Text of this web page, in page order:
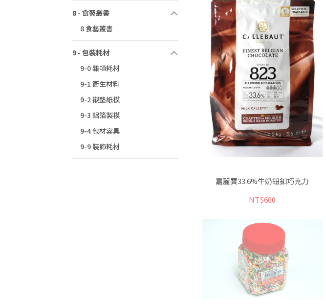
8 - 食藝叢書
8 食藝叢書
9 - 包裝耗材
9-0 雜項耗材
9-1 衛生材料
9-2 襯墊紙模
9-3 鋁箔製模
9-4 包材容具
9-9 裝飾耗材
嘉麗寶33.6%牛奶鈕釦巧克力
NT$600